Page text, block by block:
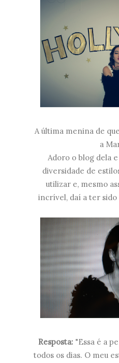
A última menina de
a
Adoro o blog dela
diversidade de
utilizar e, mesmo
incrível, daí a ter sido
Resposta: "Essa é a
todos os dias. O meu